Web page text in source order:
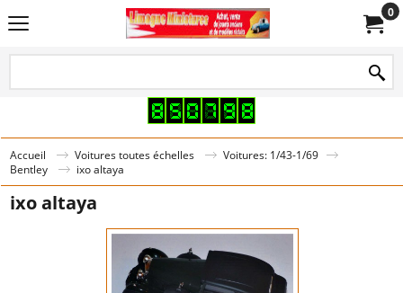
0
Accueil Voitures toutes échelles
Voitures: 1/43-1/69
Bentley
ixo altaya
ixo altaya